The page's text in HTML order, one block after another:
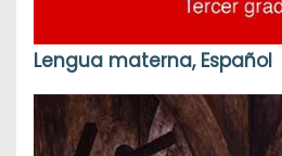
Lengua materna, Español